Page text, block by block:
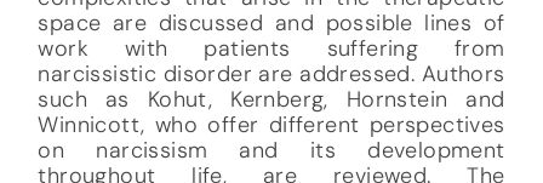
space are discussed and possible lines of
work with patients suffering from
narcissistic disorder are addressed. Authors
such as Kohut, Kernberg, Hornstein and
Winnicott, who offer different perspectives
on narcissism and its development
throughout life, are reviewed. The